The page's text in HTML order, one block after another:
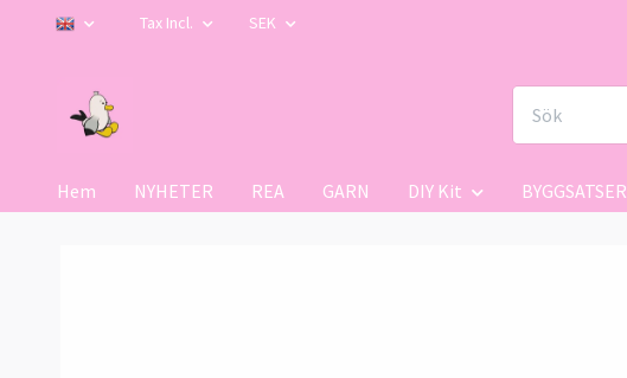
Tax Incl. SEK
Hem NYHETER REA GARN DIY Kit BYGGSATSER